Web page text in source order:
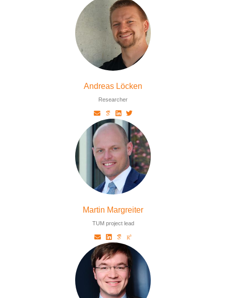
Andreas Löcken
Researcher
Martin Margreiter
TUM project lead